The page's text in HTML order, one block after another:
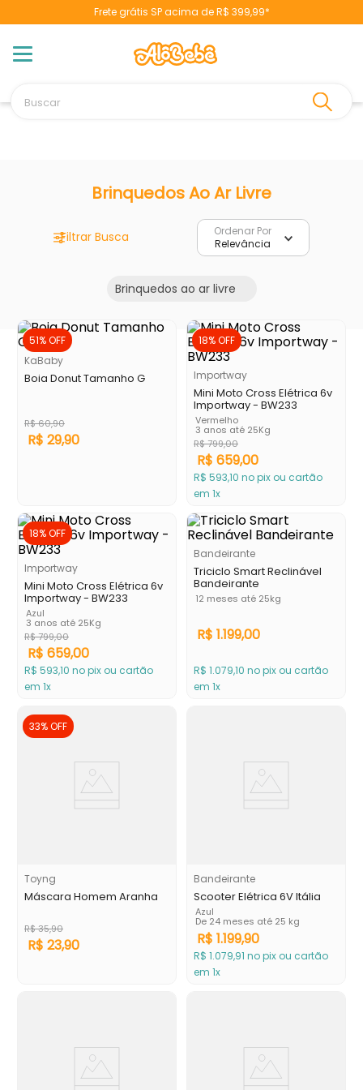
Frete grátis SP acima de R$ 399,99*
Brinquedos Ao Ar Livre
Ordenar Por
Relevância
Brinquedos ao ar livre
51%OFF
KaBaby
Boia Donut Tamanho G
R$60,90
R$ 29,90
18%OFF
Importway
Mini Moto Cross Elétrica 6v
Importway - BW233
Vermelho
3 anos até 25Kg
R$799,00
R$ 659,00
R$ 593,10 no pix ou cartão
em 1x
18%OFF
Importway
Mini Moto Cross Elétrica 6v
Importway - BW233
Azul
3 anos até 25Kg
R$799,00
R$ 659,00
R$ 593,10 no pix ou cartão
em 1x
Bandeirante
Triciclo Smart Reclinável
Bandeirante
12 meses até 25kg
R$ 1.199,00
R$ 1.079,10 no pix ou cartão
em 1x
33%OFF
Toyng
Máscara Homem Aranha
R$35,90
R$ 23,90
Bandeirante
Scooter Elétrica 6V Itália
Azul
De 24 meses até 25 kg
R$ 1.199,90
R$ 1.079,91 no pix ou cartão
em 1x
TERMOS MAIS BUSCADOS
º
toalha banho
cobertor manta